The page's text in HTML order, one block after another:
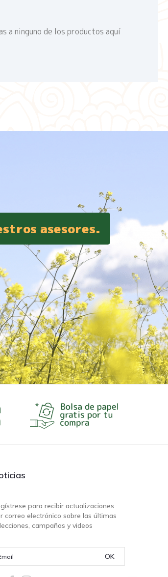
a ninguno de los productos aquí
asesores.
para recibir actualizaciones
correo electrónico sobre las últimas
campañas y videos
OK